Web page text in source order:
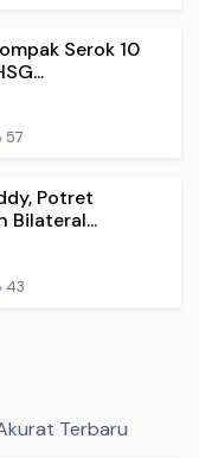
Serok 10
57
Potret
Bilateral...
43
Terbaru